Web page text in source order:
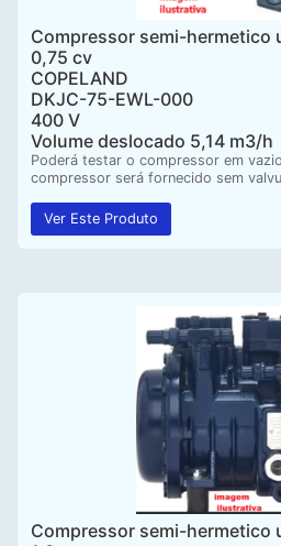
Compressor semi-hermetico
0,75 cv
COPELAND
DKJC-75-EWL-000
400 V
Volume deslocado 5,14 m3/h
Poderá testar o compressor em
compressor será fornecido sem
Ver Este Produto
Compressor semi-hermetico